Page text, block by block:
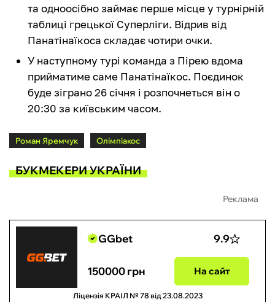
та одноосібно займає перше місце у турнірній
таблиці грецької Суперліги. Відрив від
Панатінаїкоса складає чотири очки.
У наступному турі команда з Пірею вдома
прийматиме саме Панатінаїкос. Поєдинок
буде зіграно 26 січня і розпочнеться він о
20:30 за київським часом.
Роман Яремчук Олімпіакос
БУКМЕКЕРИ УКРАЇНИ
Реклама
GGbet 9.9
150000 грн На сайт
Ліцензія КРАІЛ № 78 від 23.08.2023